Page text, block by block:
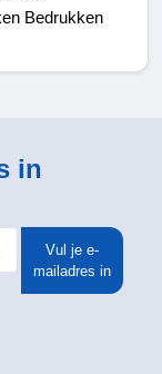
Bedrukken
in
Vul je e-
mailadres in